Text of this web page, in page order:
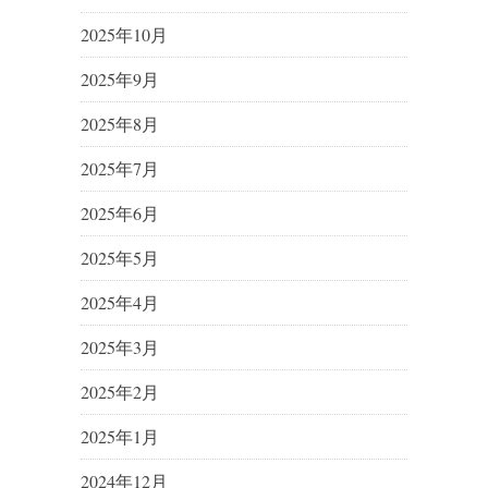
2025年10月
2025年9月
2025年8月
2025年7月
2025年6月
2025年5月
2025年4月
2025年3月
2025年2月
2025年1月
2024年12月